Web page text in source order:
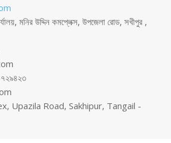
মনির উদ্দিন কমপ্লেক্স, উপজেলা রোড, সখীপুর ,
৭২৯৪২৩
Upazila Road, Sakhipur, Tangail -